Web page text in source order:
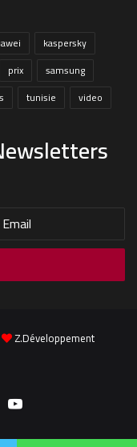
kaspersky
prix
samsung
tunisie video
Z.Développement
YouTube